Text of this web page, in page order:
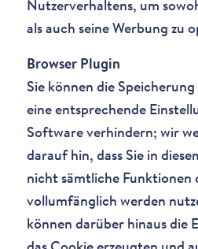
Nutzerverhaltens, um
als auch seine Werbung zu
Browser Plugin
Sie können die
eine entsprechende
Software verhindern; wir
darauf hin, dass Sie in
nicht sämtliche Funktionen
vollumfänglich werden
können darüber hinaus die